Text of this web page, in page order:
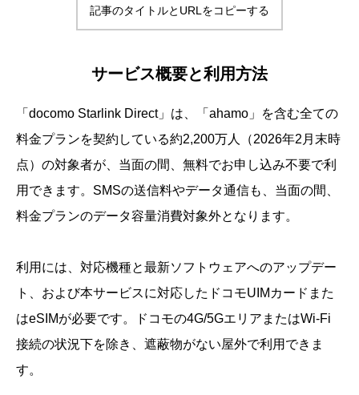
記事のタイトルとURLをコピーする
サービス概要と利用方法
「docomo Starlink Direct」は、「ahamo」を含む全ての
料金プランを契約している約2,200万人（2026年2月末時
点）の対象者が、当面の間、無料でお申し込み不要で利
用できます。SMSの送信料やデータ通信も、当面の間、
料金プランのデータ容量消費対象外となります。
利用には、対応機種と最新ソフトウェアへのアップデー
ト、および本サービスに対応したドコモUIMカードまた
はeSIMが必要です。ドコモの4G/5GエリアまたはWi-Fi
接続の状況下を除き、遮蔽物がない屋外で利用できま
す。